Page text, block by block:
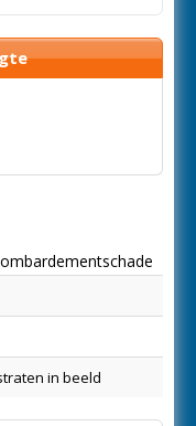
in beeld